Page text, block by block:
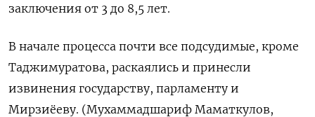
заключения от 3 до 8,5 лет.
В начале процесса почти все подсудимые, кроме
Таджимуратова, раскаялись и принесли
извинения государству, парламенту и
Мирзиёеву. (Мухаммадшариф Маматкулов,